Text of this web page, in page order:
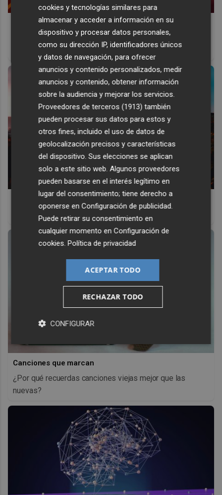
Corepunk MMORPG
Un verdadero MMORPG de la vieja escuela ¡Cómo los de
antes, pero mejor!
Top 2026: destinos clave
Inspírate y elige tu próximo destino para 2026
Canciones que marcan
¿Por qué recuerdas canciones viejas mejor que las
nuevas?
cookies y tecnologías similares para
almacenar y acceder a información en su
dispositivo y procesar datos personales,
como su dirección IP, identificadores únicos
y datos de navegación, para ofrecer
anuncios y contenido personalizados, medir
anuncios y contenido, obtener información
sobre la audiencia y mejorar los servicios.
Proveedores de terceros (1913) también
pueden procesar sus datos para estos y
otros fines, incluido el uso de datos de
geolocalización precisos y características
del dispositivo. Sus elecciones se aplican
solo a este sitio web. Algunos proveedores
pueden basarse en el interés legítimo en
lugar del consentimiento; tiene derecho a
oponerse enConfiguración de publicidad
Puede retirar su consentimiento en
cualquier momento enConfiguración de
cookies .Política de privacidad
ACEPTAR TODO
RECHAZAR TODO
CONFIGURAR